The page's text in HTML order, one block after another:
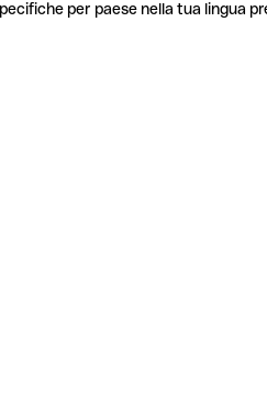
per paese nella tua lingua